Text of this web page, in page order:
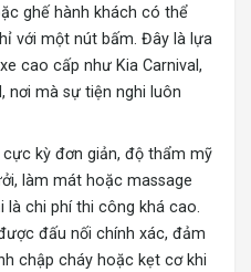
ghế hành khách có thể
với một nút bấm. Đây là lựa
cao cấp như Kia Carnival,
nơi mà sự tiện nghi luôn
kỳ đơn giản, độ thẩm mỹ
làm mát hoặc massage
là chi phí thi công khá cao.
đấu nối chính xác, đảm
chập cháy hoặc kẹt cơ khi